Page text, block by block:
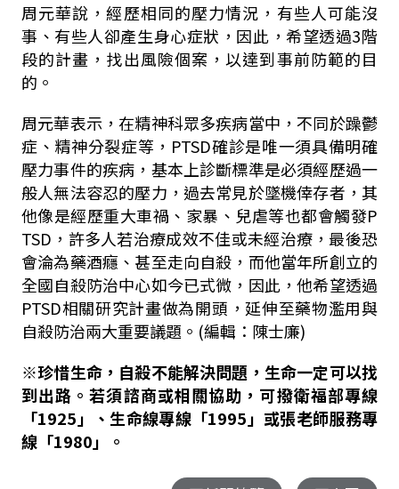
周元華說，經歷相同的壓力情況，有些人可能沒
事、有些人卻產生身心症狀，因此，希望透過3階
段的計畫，找出風險個案，以達到事前防範的目
的。
周元華表示，在精神科眾多疾病當中，不同於躁鬱
症、精神分裂症等，PTSD確診是唯一須具備明確
壓力事件的疾病，基本上診斷標準是必須經歷過一
般人無法容忍的壓力，過去常見於墜機倖存者，其
他像是經歷重大車禍、家暴、兒虐等也都會觸發P
TSD，許多人若治療成效不佳或未經治療，最後恐
會淪為藥酒癮、甚至走向自殺，而他當年所創立的
全國自殺防治中心如今已式微，因此，他希望透過
PTSD相關研究計畫做為開頭，延伸至藥物濫用與
自殺防治兩大重要議題。(編輯：陳士廉)
※珍惜生命，自殺不能解決問題，生命一定可以找
到出路。若須諮商或相關協助，可撥衛福部專線
「1925」、生命線專線「1995」或張老師服務專
線「1980」。